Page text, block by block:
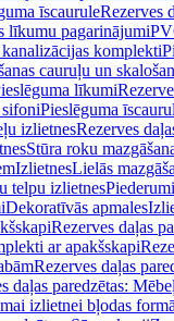
īscauruleRezerves
līkumu pagarinājumi
kanalizācijas komplekti
cauruļu un
līkumi
sifoniPieslēguma
izlietnesRezerves
Stūra roku
IzlietnesLielās
telpu izlietnesPiederumi
Dekoratīvās apmales
Rezerves daļas
ar apakšskapi
Rezerves daļas
daļas paredzētas:
izlietnei bļodas formā